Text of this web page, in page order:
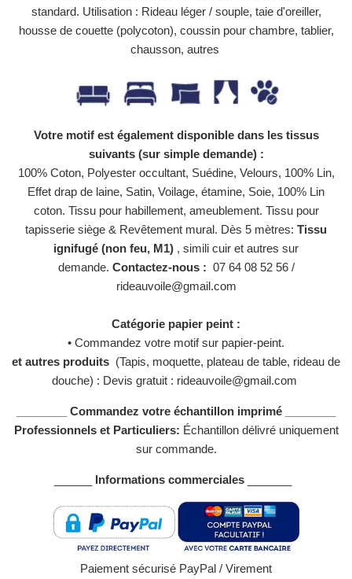
standard. Utilisation : Rideau léger / souple, taie d'oreiller,
housse de couette (polycoton), coussin pour chambre, tablier,
chausson, autres
Votre motif est également disponible dans les tissus
suivants (sur simple demande) :
100% Coton, Polyester occultant, Suédine, Velours, 100% Lin,
Effet drap de laine, Satin, Voilage, étamine, Soie, 100% Lin
coton. Tissu pour habillement, ameublement. Tissu pour
tapisserie siège & Revêtement mural. Dès 5 mètres: Tissu
ignifugé (non feu, M1) , simili cuir et autres sur
demande. Contactez-nous : 07 64 08 52 56 /
rideauvoile@gmail.com
Catégorie papier peint :
• Commandez votre motif sur papier-peint.
et autres produits (Tapis, moquette, plateau de table, rideau de
douche) : Devis gratuit : rideauvoile@gmail.com
________ Commandez votre échantillon imprimé ________
Professionnels et Particuliers: Échantillon délivré uniquement
sur commande.
Informations commerciales
Paiement sécurisé PayPal / Virement